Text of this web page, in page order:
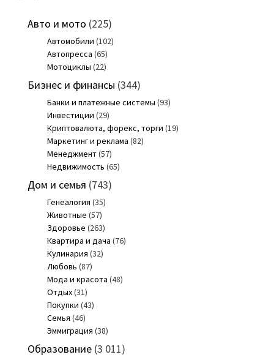
Авто и мото (225)
Автомобили (102)
Автопресса (65)
Мотоциклы (22)
Бизнес и финансы (344)
Банки и платежные системы (93)
Инвестиции (29)
Криптовалюта, форекс, торги (19)
Маркетинг и реклама (82)
Менеджмент(57)
Недвижимость (65)
Дом и семья (743)
Генеалогия (35)
Животные (57)
Здоровье (263)
Квартира и дача (76)
Кулинария (32)
Любовь (87)
Мода и красота (48)
Отдых(31)
Покупки (43)
Семья (46)
Эммиграция (38)
Образование(3 011)